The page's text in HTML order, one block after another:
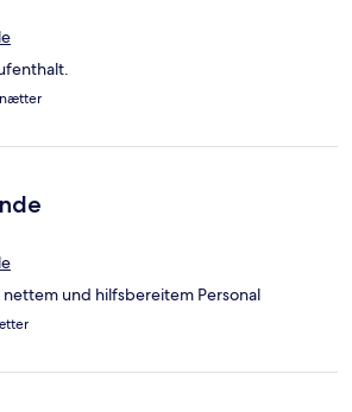
und hilfsbereitem Personal